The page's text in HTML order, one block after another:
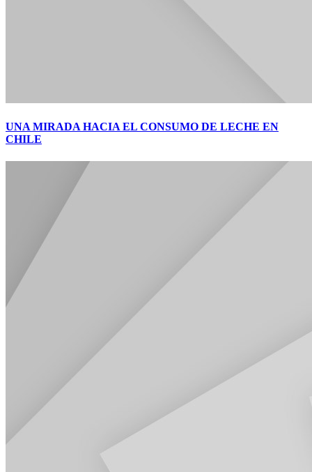
UNA MIRADA HACIA EL CONSUMO DE LECHE EN
CHILE